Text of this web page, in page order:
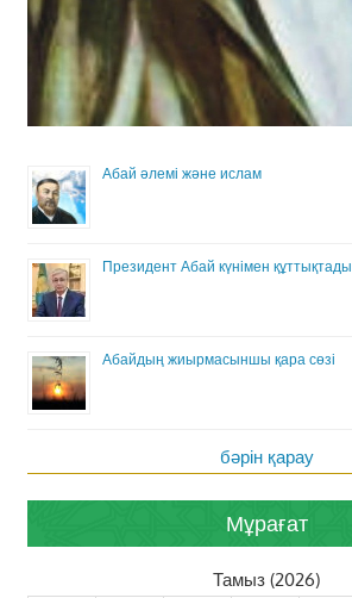
Абай әлемі және ислам
Президент Абай күнімен құттықтады
Абайдың жиырмасыншы қара сөзі
бәрін қарау
Мұрағат
Тамыз (2026)